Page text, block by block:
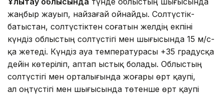
жаңбыр жауып, найзағай ойнайды. Солтүстік-
батыстан, солтүстіктен соғатын желдің екпіні
күндіз облыстың солтүстігі мен шығысында 15 м/с-
қа жетеді. Күндіз ауа температурасы +35 градусқа
дейін көтеріліп, аптап ыстық болады. Облыстың
солтүстігі мен орталығында жоғары өрт қаупі,
ал оңтүстігі мен шығысында төтенше өрт қаупі